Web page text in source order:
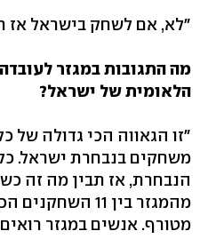
"לא, אם לשחק בישראל אז
מה התגובות במגזר
הלאומית של ישראל?
"זו הגאווה הכי גדולה של
משחקים בנבחרת ישראל.
הנבחרת, אז תבין מה זה
מהמגזר בין 11
מטורף. אנשים במגזר